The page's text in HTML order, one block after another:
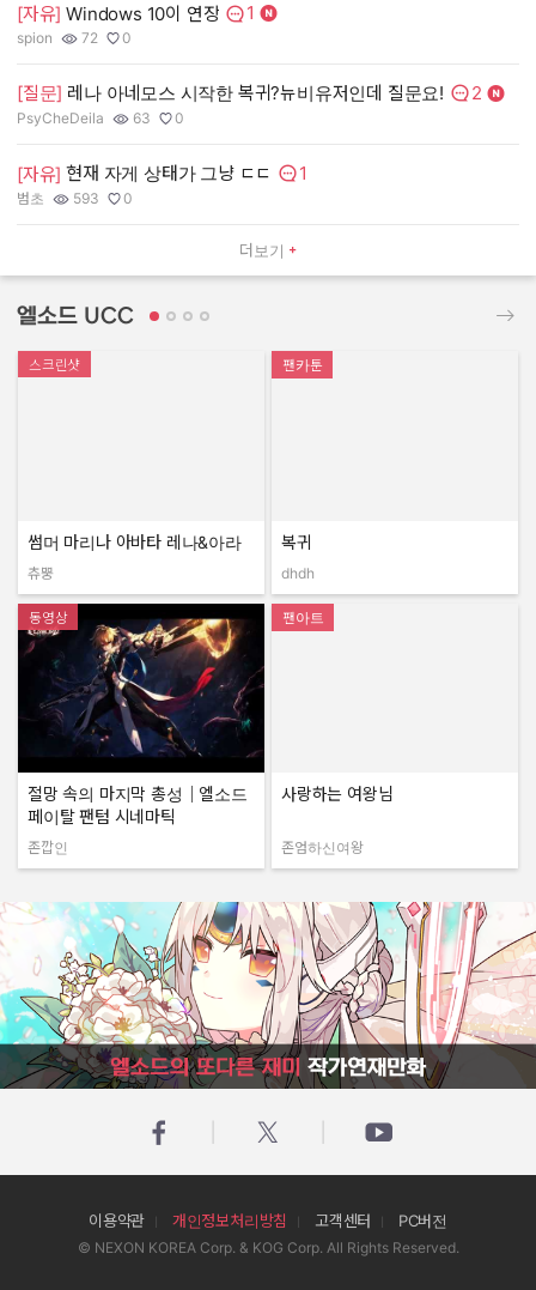
더보기
[자유] Windows 10이 연장 댓글수:
1
작성자:
spion
조회수:
72
추천수:
0
[질문] 레나 아네모스 시작한 복귀?뉴비유저인데 질문요! 댓글수:
2
작성자:
PsyCheDeila
조회수:
63
추천수:
0
[자유] 현재 자게 상태가 그냥 ㄷㄷ 댓글수:
1
작성자:
범초
조회수:
593
추천수:
0
엘소드 UCC
스크린샷
썸머 마리나 아바타 레나&아라
작성자:
츄뿡
팬카툰
복귀
dhdh
동영상
절망 속의 마지막 총성｜엘소드
페이탈 팬텀 시네마틱
작성자:
존깝인
팬아트
사랑하는 여왕님
작성자:
존엄하신여왕
엘소드의 또다른 재미 작가연재만화
이용약관 개인정보처리방침 고객센터 PC버전
© NEXON KOREA Corp. & KOG Corp. All Rights Reserved.